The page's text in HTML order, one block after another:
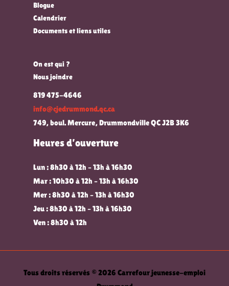
Blogue
Calendrier
Documents et liens utiles
On est qui ?
Nous joindre
819 475-4646
info@cjedrummond.qc.ca
749, boul. Mercure, Drummondville QC J2B 3K6
Heures d’ouverture
Lun : 8h30 à 12h – 13h à 16h30
Mar : 10h30 à 12h – 13h à 16h30
Mer : 8h30 à 12h – 13h à 16h30
Jeu : 8h30 à 12h – 13h à 16h30
Ven : 8h30 à 12h
Tous droits réservés © 2026 Carrefour jeunesse-emploi